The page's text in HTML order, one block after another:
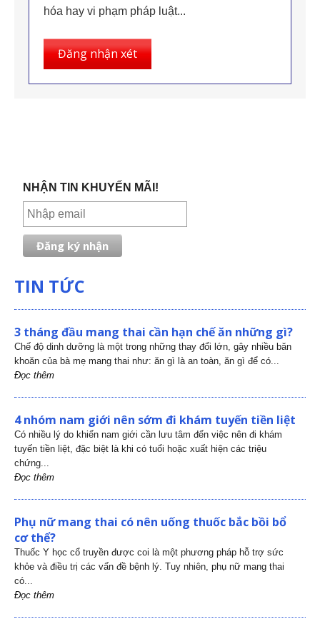
hóa hay vi phạm pháp luật...
Đăng nhận xét
NHẬN TIN KHUYẾN MÃI!
TIN TỨC
3 tháng đầu mang thai cần hạn chế ăn những gì?
Chế độ dinh dưỡng là một trong những thay đổi lớn, gây nhiều băn
khoăn của bà mẹ mang thai như: ăn gì là an toàn, ăn gì để có...
Đọc thêm
4 nhóm nam giới nên sớm đi khám tuyến tiền liệt
Có nhiều lý do khiến nam giới cần lưu tâm đến việc nên đi khám
tuyến tiền liệt, đặc biệt là khi có tuổi hoặc xuất hiện các triệu
chứng...
Đọc thêm
Phụ nữ mang thai có nên uống thuốc bắc bồi bổ
cơ thể?
Thuốc Y học cổ truyền được coi là một phương pháp hỗ trợ sức
khỏe và điều trị các vấn đề bệnh lý. Tuy nhiên, phụ nữ mang thai
có...
Đọc thêm